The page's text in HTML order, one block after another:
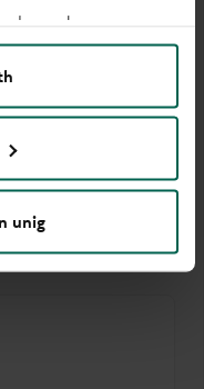
adeg.
unig